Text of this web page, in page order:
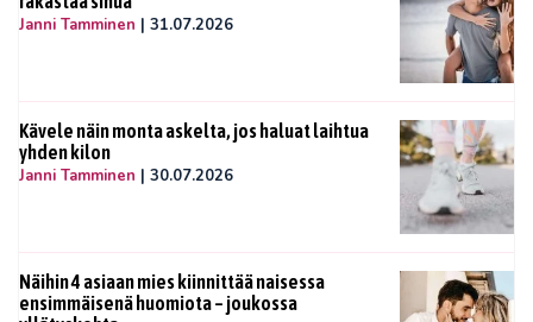
Janni Tamminen | 31.07.2026
Kävele näin monta askelta, jos haluat laihtua
yhden kilon
Janni Tamminen | 30.07.2026
Näihin 4 asiaan mies kiinnittää naisessa
ensimmäisenä huomiota – joukossa